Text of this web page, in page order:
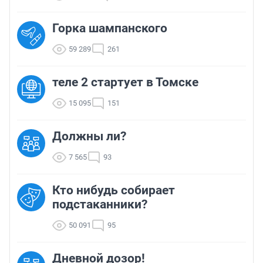
Горка шампанского
59 289 261
теле 2 стартует в Томске
15 095 151
Должны ли?
7 565 93
Кто нибудь собирает
подстаканники?
50 091 95
Дневной дозор!